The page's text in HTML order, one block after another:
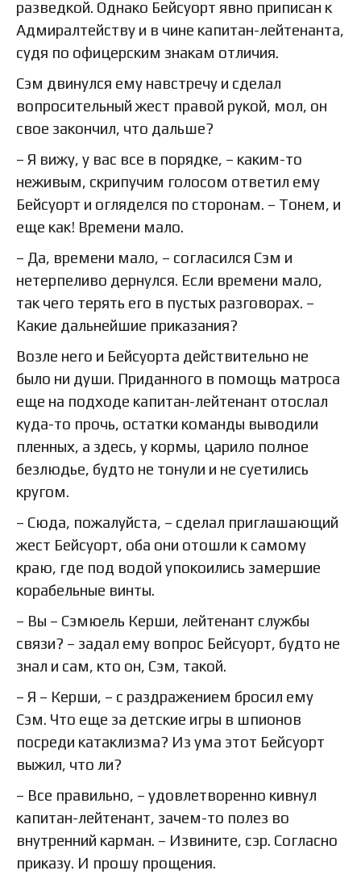
разведкой. Однако Бейсуорт явно приписан к
Адмиралтейству и в чине капитан-лейтенанта,
судя по офицерским знакам отличия.
Сэм двинулся ему навстречу и сделал
вопросительный жест правой рукой, мол, он
свое закончил, что дальше?
– Я вижу, у вас все в порядке, – каким-то
неживым, скрипучим голосом ответил ему
Бейсуорт и огляделся по сторонам. – Тонем, и
еще как! Времени мало.
– Да, времени мало, – согласился Сэм и
нетерпеливо дернулся. Если времени мало,
так чего терять его в пустых разговорах. –
Какие дальнейшие приказания?
Возле него и Бейсуорта действительно не
было ни души. Приданного в помощь матроса
еще на подходе капитан-лейтенант отослал
куда-то прочь, остатки команды выводили
пленных, а здесь, у кормы, царило полное
безлюдье, будто не тонули и не суетились
кругом.
– Сюда, пожалуйста, – сделал приглашающий
жест Бейсуорт, оба они отошли к самому
краю, где под водой упокоились замершие
корабельные винты.
– Вы – Сэмюель Керши, лейтенант службы
связи? – задал ему вопрос Бейсуорт, будто не
знал и сам, кто он, Сэм, такой.
– Я – Керши, – с раздражением бросил ему
Сэм. Что еще за детские игры в шпионов
посреди катаклизма? Из ума этот Бейсуорт
выжил, что ли?
– Все правильно, – удовлетворенно кивнул
капитан-лейтенант, зачем-то полез во
внутренний карман. – Извините, сэр. Согласно
приказу. И прошу прощения.